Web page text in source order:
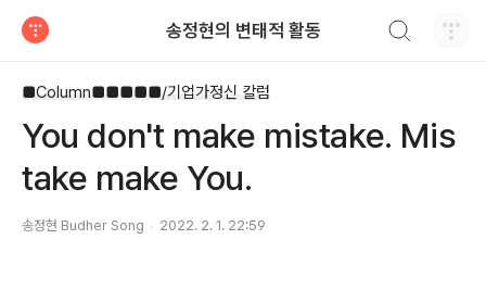
송정현의 변태적 활동
■Column■■■■■/기업가정신 칼럼
You don't make mistake. Mis
take make You.
송정현 Budher Song 2022. 2. 1. 22:59